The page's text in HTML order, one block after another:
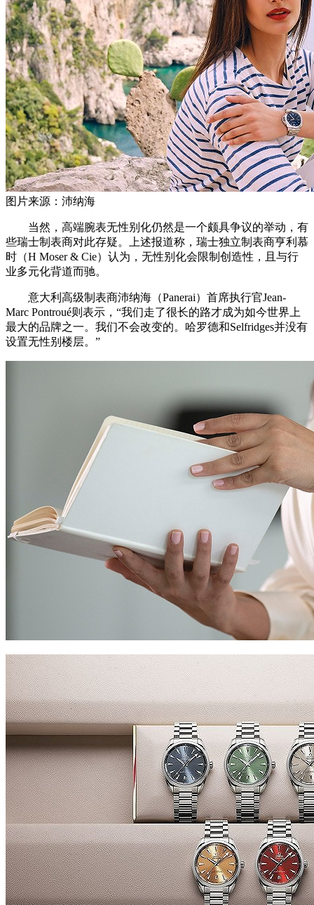
图片来源：沛纳海
当然，高端腕表无性别化仍然是一个颇具争议的举动，有
些瑞士制表商对此存疑。上述报道称，瑞士独立制表商亨利慕
时（H Moser & Cie）认为，无性别化会限制创造性，且与行
业多元化背道而驰。
意大利高级制表商沛纳海（Panerai）首席执行官Jean-
Marc Pontroué则表示，“我们走了很长的路才成为如今世界上
最大的品牌之一。我们不会改变的。哈罗德和Selfridges并没有
设置无性别楼层。”